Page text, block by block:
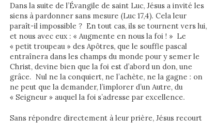
Dans la suite de l’Évangile de saint Luc, Jésus a invité les
siens à pardonner sans mesure (Luc 17,4). Cela leur
paraît-il impossible ? En tout cas, ils se tournent vers lui,
et nous avec eux : « Augmente en nous la foi ! » Le
« petit troupeau » des Apôtres, que le souffle pascal
entraînera dans les champs du monde pour y semer le
Christ, devine bien que la foi est d’abord un don, une
grâce. Nul ne la conquiert, ne l’achète, ne la gagne : on
ne peut que la demander, l’implorer d’un Autre, du
« Seigneur » auquel la foi s’adresse par excellence.
Sans répondre directement à leur prière, Jésus recourt